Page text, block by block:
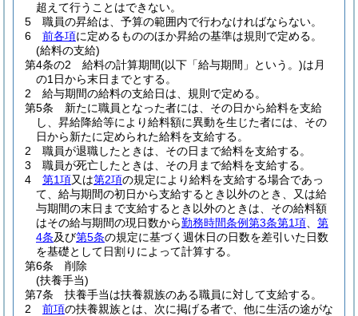
超えて行うことはできない。
5
職員の昇給は、予算の範囲内で行わなければならない。
6
前各項に定めるもののほか昇給の基準は規則で定める。
(給料の支給)
第4条の2
給料の計算期間(以下「給与期間」という。)は月
の1日から末日までとする。
2
給与期間の給料の支給日は、規則で定める。
第5条
新たに職員となった者には、その日から給料を支給
し、昇給降給等により給料額に異動を生じた者には、その
日から新たに定められた給料を支給する。
2
職員が退職したときは、その日まで給料を支給する。
3
職員が死亡したときは、その月まで給料を支給する。
4
第1項又は第2項の規定により給料を支給する場合であっ
て、給与期間の初日から支給するとき以外のとき、又は給
与期間の末日まで支給するとき以外のときは、その給料額
はその給与期間の現日数から勤務時間条例第3条第1項
第
4条及び第5条の規定に基づく週休日の日数を差引いた日数
を基礎として日割りによって計算する。
第6条
削除
(扶養手当)
第7条
扶養手当は扶養親族のある職員に対して支給する。
2
前項の扶養親族とは、次に掲げる者で、他に生活の途がな